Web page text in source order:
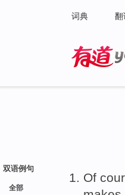
词典 翻
双语例句
全部
Of